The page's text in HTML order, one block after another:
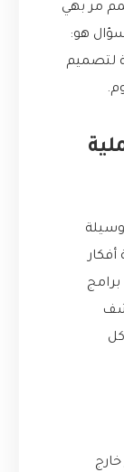
مر بهي
هو:
لتصميم